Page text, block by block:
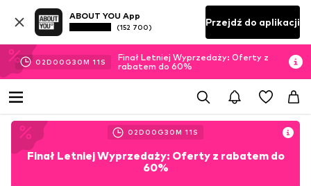
ABOUT YOU App
(152 700) Przejdź do aplikacji
02D 00 G30M 09S
Finał Letniej Wyprzedaży: Oferty z
rabatem do 60%
02D 00 G30M 09S
Finał Letniej Wyprzedaży: Oferty z rabatem do
60%